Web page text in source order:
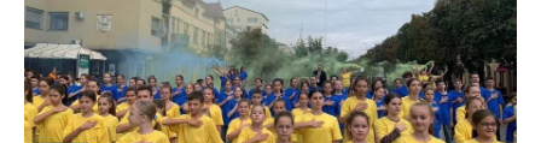
Соціум
Спорт
Стиль життя